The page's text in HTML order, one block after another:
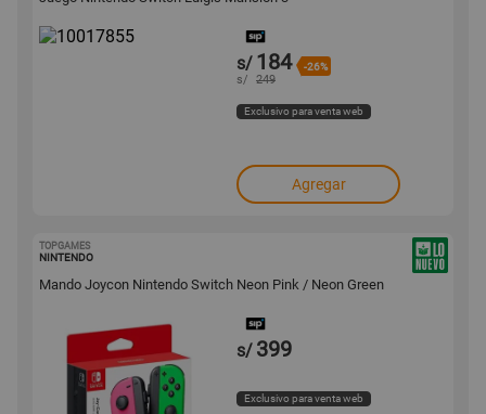
s/ 184 -26%
s/ 249
Exclusivo para venta web
Agregar
TOPGAMES
NINTENDO
Mando Joycon Nintendo Switch Neon Pink / Neon Green
s/ 399
Exclusivo para venta web